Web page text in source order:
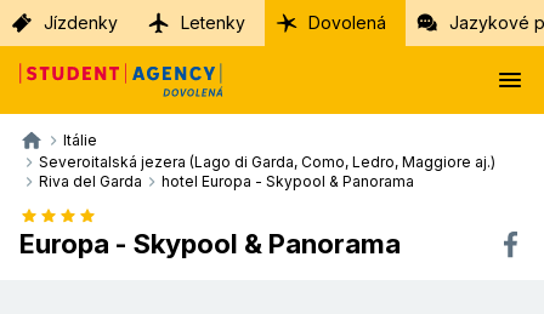
Jízdenky Letenky Dovolená Jazykové
Itálie
Severoitalská jezera (Lago di Garda, Como, Ledro, Maggiore aj.)
Riva del Garda
hotel Europa - Skypool & Panorama
Europa - Skypool & Panorama